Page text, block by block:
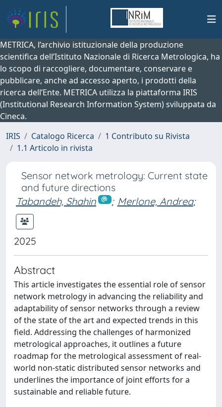
METRICA, l’archivio istituzionale della produzione
scientifica dell’Istituto Nazionale di Ricerca Metrologica, ha
lo scopo di raccogliere, documentare, conservare e
pubblicare, anche ad accesso aperto, i prodotti della
ricerca dell’Ente. METRICA utilizza la piattaforma IRIS
(Institutional Research Information System) sviluppata da
Cineca.
IRIS
Catalogo Ricerca
1 Contributo su Rivista
1.1 Articolo in rivista
Sensor network metrology: Current state
and future directions
Tabandeh, Shahin
; Merlone, Andrea;
2025
Abstract
This article investigates the essential role of sensor
network metrology in advancing the reliability and
adaptability of sensor networks through a review
of the state of the art and expected trends in this
field. Addressing the challenges of harmonized
metrological approaches, it outlines a future
roadmap for the metrological assessment of real-
world non-static distributed sensor networks and
underlines the importance of joint efforts for a
sustainable and reliable future.